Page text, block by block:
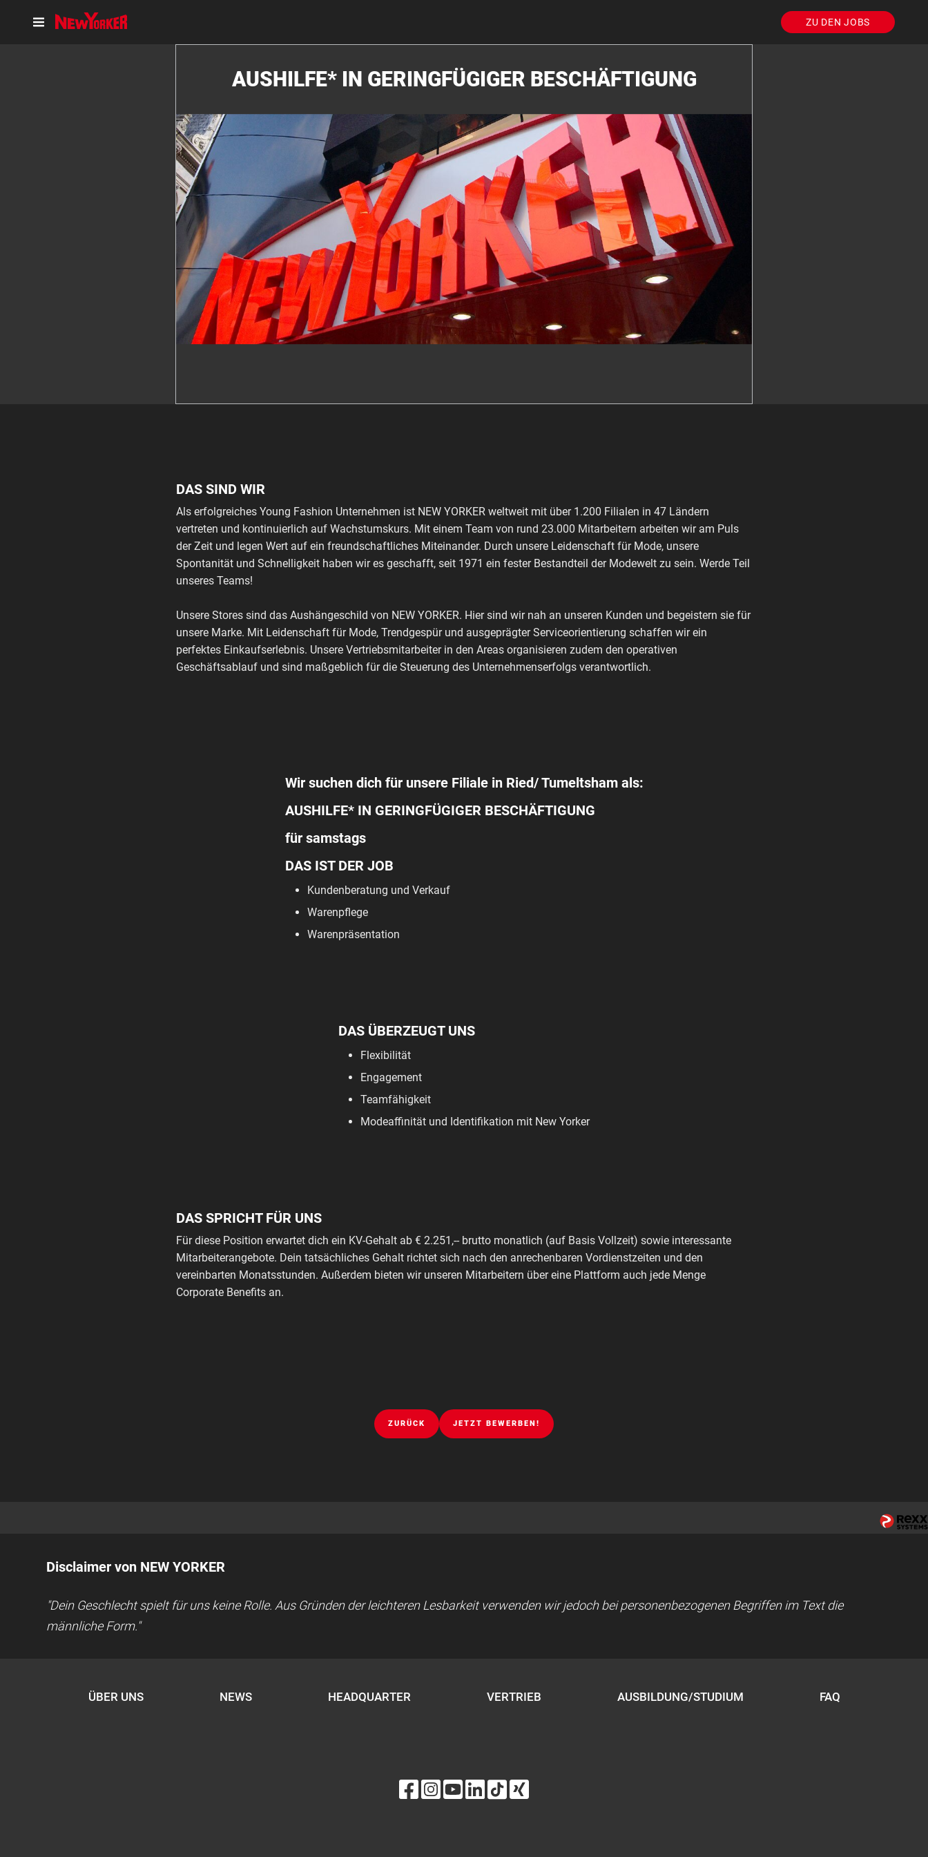
ZU DEN JOBS
AUSHILFE* IN GERINGFÜGIGER BESCHÄFTIGUNG
DAS SIND WIR
Als erfolgreiches Young Fashion Unternehmen ist NEW YORKER weltweit mit über 1.200 Filialen in 47 Ländern
vertreten und kontinuierlich auf Wachstumskurs. Mit einem Team von rund 23.000 Mitarbeitern arbeiten wir am Puls
der Zeit und legen Wert auf ein freundschaftliches Miteinander. Durch unsere Leidenschaft für Mode, unsere
Spontanität und Schnelligkeit haben wir es geschafft, seit 1971 ein fester Bestandteil der Modewelt zu sein. Werde Teil
unseres Teams!
Unsere Stores sind das Aushängeschild von NEW YORKER. Hier sind wir nah an unseren Kunden und begeistern sie für
unsere Marke. Mit Leidenschaft für Mode, Trendgespür und ausgeprägter Serviceorientierung schaffen wir ein
perfektes Einkaufserlebnis. Unsere Vertriebsmitarbeiter in den Areas organisieren zudem den operativen
Geschäftsablauf und sind maßgeblich für die Steuerung des Unternehmenserfolgs verantwortlich.
Wir suchen dich für unsere Filiale in Ried/ Tumeltsham als:
AUSHILFE* IN GERINGFÜGIGER BESCHÄFTIGUNG
für samstags
DAS IST DER JOB
Kundenberatung und Verkauf
Warenpflege
Warenpräsentation
DAS ÜBERZEUGT UNS
Flexibilität
Engagement
Teamfähigkeit
Modeaffinität und Identifikation mit New Yorker
DAS SPRICHT FÜR UNS
Für diese Position erwartet dich ein KV-Gehalt ab € 2.251,-- brutto monatlich (auf Basis Vollzeit) sowie interessante
Mitarbeiterangebote. Dein tatsächliches Gehalt richtet sich nach den anrechenbaren Vordienstzeiten und den
vereinbarten Monatsstunden. Außerdem bieten wir unseren Mitarbeitern über eine Plattform auch jede Menge
Corporate Benefits an.
ZURÜCK JETZT BEWERBEN!
Disclaimer von NEW YORKER
"Dein Geschlecht spielt für uns keine Rolle. Aus Gründen der leichteren Lesbarkeit verwenden wir jedoch bei personenbezogenen Begriffen im Text die
männliche Form."
ÜBER UNS NEWS HEADQUARTER VERTRIEB AUSBILDUNG/STUDIUM FAQ